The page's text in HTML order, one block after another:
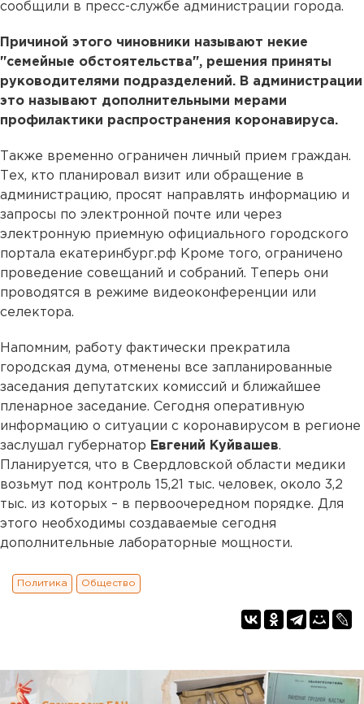
сообщили в пресс-службе администрации города.
Причиной этого чиновники называют некие
"семейные обстоятельства", решения приняты
руководителями подразделений. В администрации
это называют дополнительными мерами
профилактики распространения коронавируса.
Также временно ограничен личный прием граждан.
Тех, кто планировал визит или обращение в
администрацию, просят направлять информацию и
запросы по электронной почте или через
электронную приемную официального городского
портала екатеринбург.рф Кроме того, ограничено
проведение совещаний и собраний. Теперь они
проводятся в режиме видеоконференции или
селектора.
Напомним, работу фактически прекратила
городская дума, отменены все запланированные
заседания депутатских комиссий и ближайшее
пленарное заседание. Сегодня оперативную
информацию о ситуации с коронавирусом в регионе
заслушал губернатор Евгений Куйвашев.
Планируется, что в Свердловской области медики
возьмут под контроль 15,21 тыс. человек, около 3,2
тыс. из которых – в первоочередном порядке. Для
этого необходимы создаваемые сегодня
дополнительные лабораторные мощности.
Политика Общество